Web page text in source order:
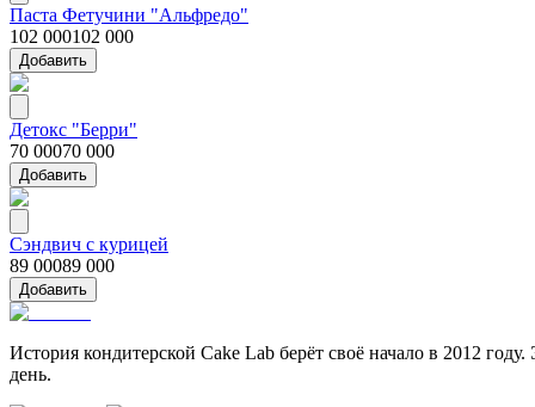
Паста Фетучини "Альфредо"
102 000102 000
Добавить
Детокс "Берри"
70 00070 000
Добавить
Сэндвич с курицей
89 00089 000
Добавить
История кондитерской Cake Lab берёт своё начало в 2012
день.